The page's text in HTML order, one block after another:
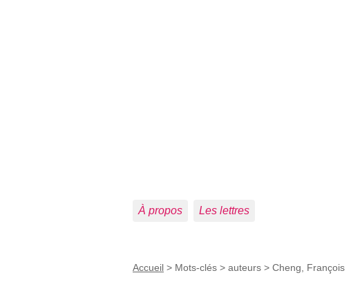
À propos Les lettres
Accueil > Mots-clés > auteurs > Cheng, François